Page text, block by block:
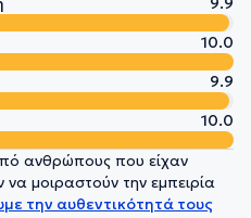
10.0
9.9
10.0
ανθρώπους που είχαν
να μοιραστούν την εμπειρία
την αυθεντικότητά τους